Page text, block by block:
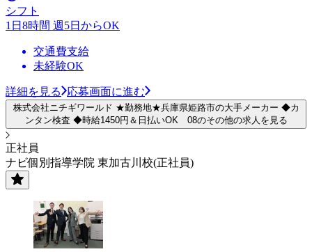
シフト
1日8時間 週5日からOK
交通費支給
未経験OK
詳細を見る 応募画面に進む
株式会社ニチギワールド ★勤務地★兵庫県姫路市の大手メーカー ◆カ
ンタン検査 ◆時給1450円＆日払いOK 08のその他の求人を見る
正社員
ナビ個別指導学院 東加古川校(正社員)